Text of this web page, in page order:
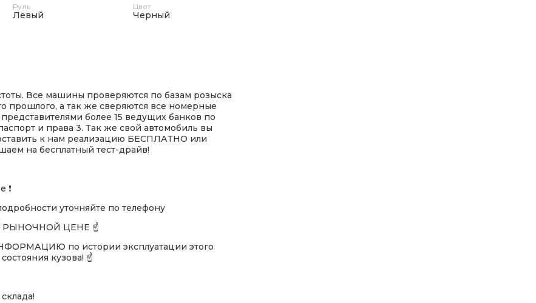
Руль
Левый
Цвет
Черный
Все машины проверяются по базам розыска
прошлого, а так же сверяются все номерные
более 15 ведущих банков по
и права 3. Так же свой автомобиль вы
к нам реализацию БЕСПЛАТНО или
на бесплатный тест-драйв!
уточняйте по телефону
РЫНОЧНОЙ ЦЕНЕ ☝️
по истории эксплуатации этого
кузова! ☝️